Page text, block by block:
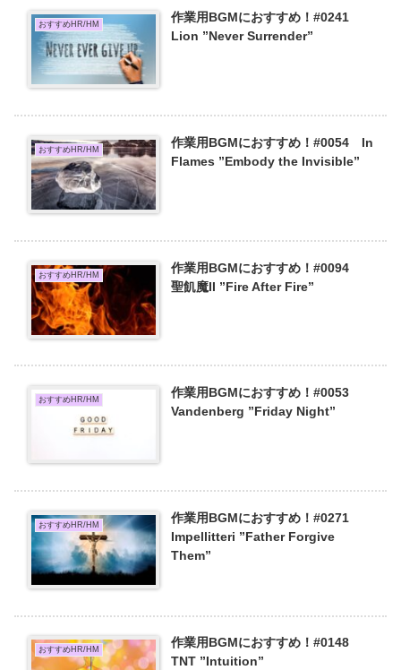
おすすめHR/HM
作業用BGMにおすすめ！#0241
Lion ”Never Surrender”
おすすめHR/HM
作業用BGMにおすすめ！#0054 In
Flames ”Embody the Invisible”
おすすめHR/HM
作業用BGMにおすすめ！#0094
聖飢魔II ”Fire After Fire”
おすすめHR/HM
作業用BGMにおすすめ！#0053
Vandenberg ”Friday Night”
おすすめHR/HM
作業用BGMにおすすめ！#0271
Impellitteri ”Father Forgive
Them”
おすすめHR/HM
作業用BGMにおすすめ！#0148
TNT ”Intuition”